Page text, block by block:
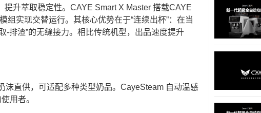
升萃取稳定性。CAYE Smart X Master 搭载CAYE
组实现交替运行。其核心优势在于“连续出杯”：在当
-排渣”的无缝接力。相比传统机型，出品速度提升
直供，可适配多种类型奶品。CayeSteam 自动温感
用者。